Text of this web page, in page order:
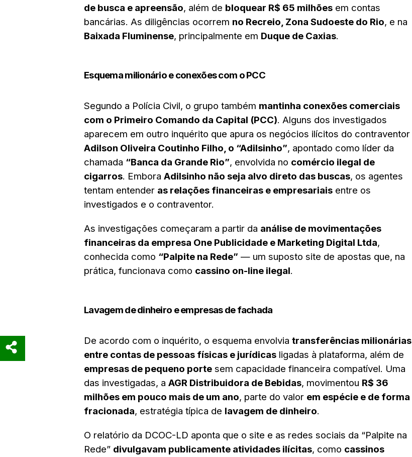
de busca e apreensão, além de bloquear R$ 65 milhões em contas
bancárias. As diligências ocorrem no Recreio, Zona Sudoeste do Rio, e na
Baixada Fluminense, principalmente em Duque de Caxias.
Esquema milionário e conexões com o PCC
Segundo a Polícia Civil, o grupo também mantinha conexões comerciais
com o Primeiro Comando da Capital (PCC). Alguns dos investigados
aparecem em outro inquérito que apura os negócios ilícitos do contraventor
Adilson Oliveira Coutinho Filho, o “Adilsinho”, apontado como líder da
chamada “Banca da Grande Rio”, envolvida no comércio ilegal de
cigarros. Embora Adilsinho não seja alvo direto das buscas, os agentes
tentam entender as relações financeiras e empresariais entre os
investigados e o contraventor.
As investigações começaram a partir da análise de movimentações
financeiras da empresa One Publicidade e Marketing Digital Ltda,
conhecida como “Palpite na Rede” — um suposto site de apostas que, na
prática, funcionava como cassino on-line ilegal.
Lavagem de dinheiro e empresas de fachada
De acordo com o inquérito, o esquema envolvia transferências milionárias
entre contas de pessoas físicas e jurídicas ligadas à plataforma, além de
empresas de pequeno porte sem capacidade financeira compatível. Uma
das investigadas, a AGR Distribuidora de Bebidas, movimentou R$ 36
milhões em pouco mais de um ano, parte do valor em espécie e de forma
fracionada, estratégia típica de lavagem de dinheiro.
O relatório da DCOC-LD aponta que o site e as redes sociais da “Palpite na
Rede” divulgavam publicamente atividades ilícitas, como cassinos